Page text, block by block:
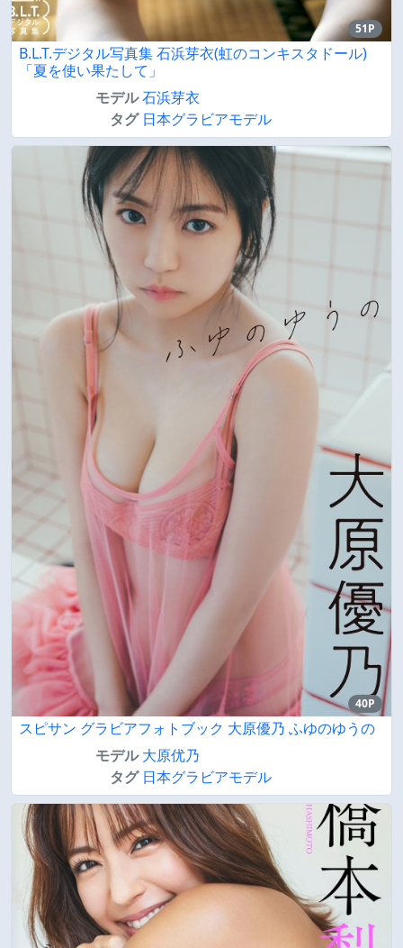
51P
B.L.T.デジタル写真集 石浜芽衣(虹のコンキスタドール)
「夏を使い果たして」
モデル石浜芽衣
タグ 日本グラビアモデル
40P
スピサン グラビアフォトブック 大原優乃 ふゆのゆうの
モデル 大原优乃
タグ 日本グラビアモデル